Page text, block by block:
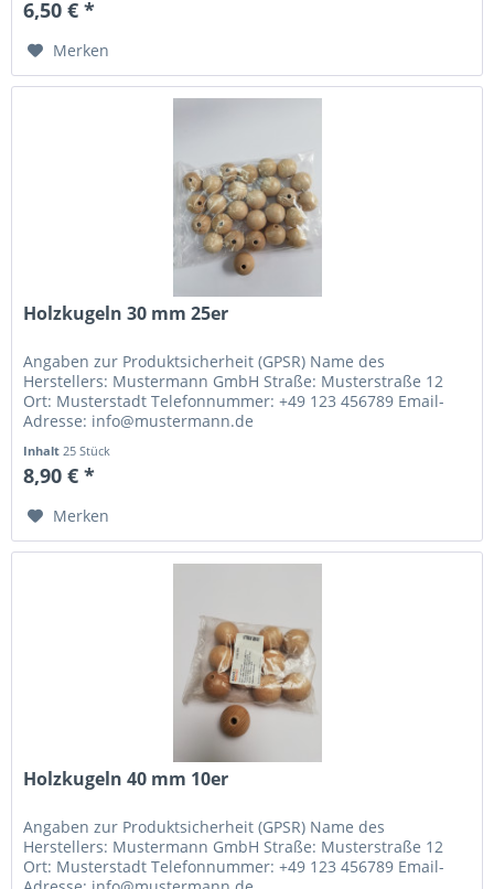
6,50 € *
Merken
Holzkugeln 30 mm 25er
Angaben zur Produktsicherheit (GPSR) Name des
Herstellers: Mustermann GmbH Straße: Musterstraße 12
Ort: Musterstadt Telefonnummer: +49 123 456789 Email-
Adresse: info@mustermann.de
Inhalt25 Stück
8,90 € *
Merken
Holzkugeln 40 mm 10er
Angaben zur Produktsicherheit (GPSR) Name des
Herstellers: Mustermann GmbH Straße: Musterstraße 12
Ort: Musterstadt Telefonnummer: +49 123 456789 Email-